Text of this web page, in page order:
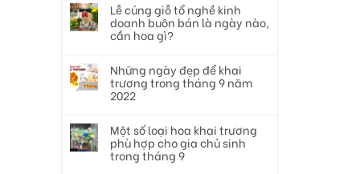
Lễ cúng giỗ tổ nghề kinh
doanh buôn bán là ngày nào,
cần hoa gì?
Những ngày đẹp để khai
trương trong tháng 9 năm
2022
Một số loại hoa khai trương
phù hợp cho gia chủ sinh
trong tháng 9